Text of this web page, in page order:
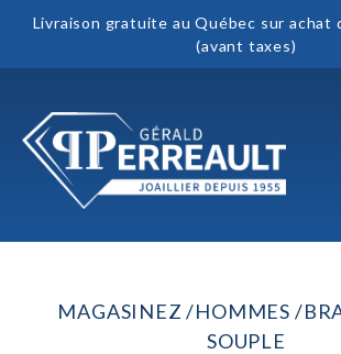
Livraison gratuite au Québec sur achat
(avant taxes)
MAGASINEZ HOMMES
SOUPLE